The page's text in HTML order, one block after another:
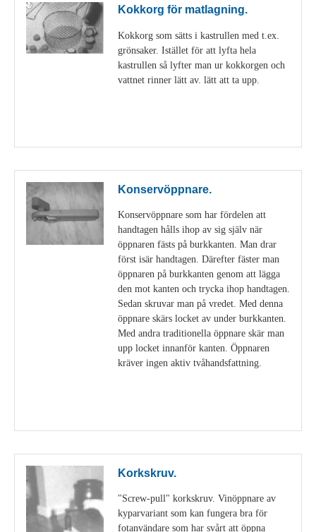
Kokkorg för matlagning.
Kokkorg som sätts i kastrullen med t.ex.
grönsaker. Istället för att lyfta hela
kastrullen så lyfter man ur kokkorgen och
vattnet rinner lätt av. lätt att ta upp.
Konservöppnare.
Konservöppnare som har fördelen att
handtagen hålls ihop av sig själv när
öppnaren fästs på burkkanten. Man drar
först isär handtagen. Därefter fäster man
öppnaren på burkkanten genom att lägga
den mot kanten och trycka ihop handtagen.
Sedan skruvar man på vredet. Med denna
öppnare skärs locket av under burkkanten.
Med andra traditionella öppnare skär man
upp locket innanför kanten. Öppnaren
kräver ingen aktiv tvåhandsfattning.
Korkskruv.
"Screw-pull" korkskruv. Vinöppnare av
kyparvariant som kan fungera bra för
fotanvändare som har svårt att öppna